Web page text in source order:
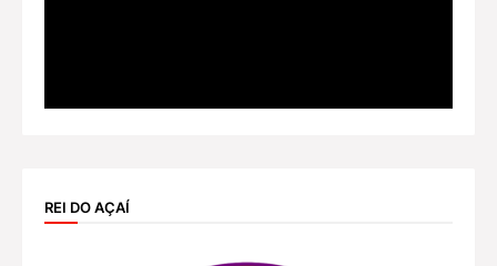
REI DO AÇAÍ